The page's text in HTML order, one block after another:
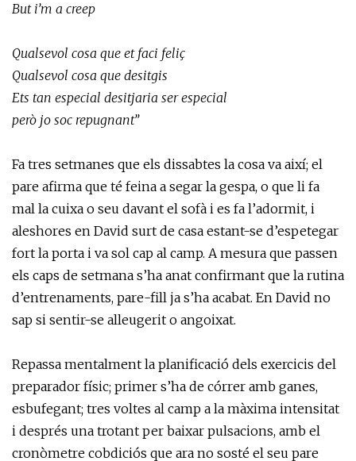
But i’m a creep
Qualsevol cosa que et faci feliç
Qualsevol cosa que desitgis
Ets tan especial desitjaria ser especial
però jo soc repugnant”
Fa tres setmanes que els dissabtes la cosa va així; el
pare afirma que té feina a segar la gespa, o que li fa
mal la cuixa o seu davant el sofà i es fa l’adormit, i
aleshores en David surt de casa estant-se d’espetegar
fort la porta i va sol cap al camp. A mesura que passen
els caps de setmana s’ha anat confirmant que la rutina
d’entrenaments, pare-fill ja s’ha acabat. En David no
sap si sentir-se alleugerit o angoixat.
Repassa mentalment la planificació dels exercicis del
preparador físic; primer s’ha de córrer amb ganes,
esbufegant; tres voltes al camp a la màxima intensitat
i després una trotant per baixar pulsacions, amb el
cronòmetre cobdiciós que ara no sosté el seu pare